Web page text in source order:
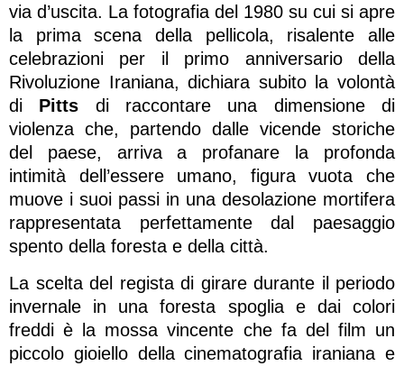
via d’uscita. La fotografia del 1980 su cui si apre
la prima scena della pellicola, risalente alle
celebrazioni per il primo anniversario della
Rivoluzione Iraniana, dichiara subito la volontà
di Pitts di raccontare una dimensione di
violenza che, partendo dalle vicende storiche
del paese, arriva a profanare la profonda
intimità dell’essere umano, figura vuota che
muove i suoi passi in una desolazione mortifera
rappresentata perfettamente dal paesaggio
spento della foresta e della città.
La scelta del regista di girare durante il periodo
invernale in una foresta spoglia e dai colori
freddi è la mossa vincente che fa del film un
piccolo gioiello della cinematografia iraniana e